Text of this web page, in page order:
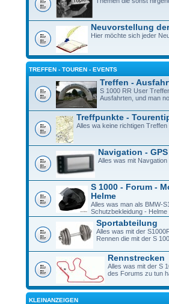
Neuvorstellung
Hier möchte sich jeder
TREFFEN - TOUREN - EVENTS
Treffen -
S 1000 RR User
Ausfahrten, und man
Treffpunkte -
Alles wa keine richtigen Treffen
Navigation - GPS
Alles was mit
S 1000 - Forum -
Helme
Alles was man als BMW-
Schutzbekleidung -
Sportabteilung
Alles was mit der
Rennen die mit der S
Rennstrecken
Alles was mit der S
des Forums zu tun
KLEINANZEIGEN